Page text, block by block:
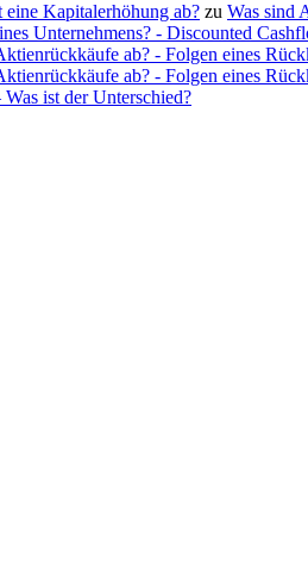
Kapitalerhöhung ab? zu Was sind
Unternehmens? - Discounted
ab? - Folgen eines
ab? - Folgen eines
ist der Unterschied?